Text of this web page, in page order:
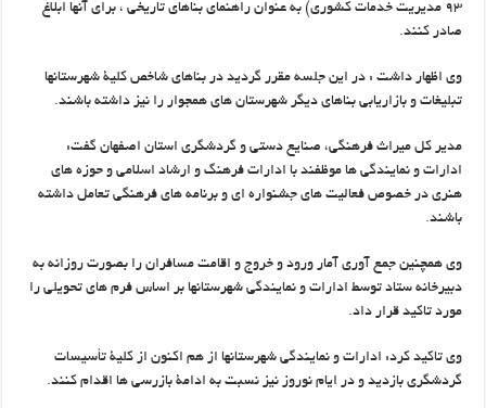
۹۳ مدیریت خدمات کشوری) به عنوان راهنمای بناهای تاریخی ، برای آنها ابلاغ
صادر کنند.
وی اظهار داشت : در این جلسه مقرر گردید در بناهای شاخص کلیۀ شهرستانها
تبلیغات و بازاریابی بناهای دیگر شهرستان های همجوار را نیز داشته باشند.
مدیر کل میراث فرهنگی، صنایع دستی و گردشگری استان اصفهان گفت:
ادارات و نمایندگی ها موظفند با ادارات فرهنگ و ارشاد اسلامی و حوزه های
هنری در خصوص فعالیت های جشنواره ای و برنامه های فرهنگی تعامل داشته
باشند.
وی همچنین جمع آوری آمار ورود و خروج و اقامت مسافران را بصورت روزانه به
دبیرخانه ستاد توسط ادارات و نمایندگی شهرستانها بر اساس فرم های تحویلی را
مورد تاکید قرار داد.
وی تاکید کرد: ادارات و نمایندگی شهرستانها از هم اکنون از کلیۀ تأسیسات
گردشگری بازدید و در ایام نوروز نیز نسبت به ادامۀ بازرسی ها اقدام کنند.